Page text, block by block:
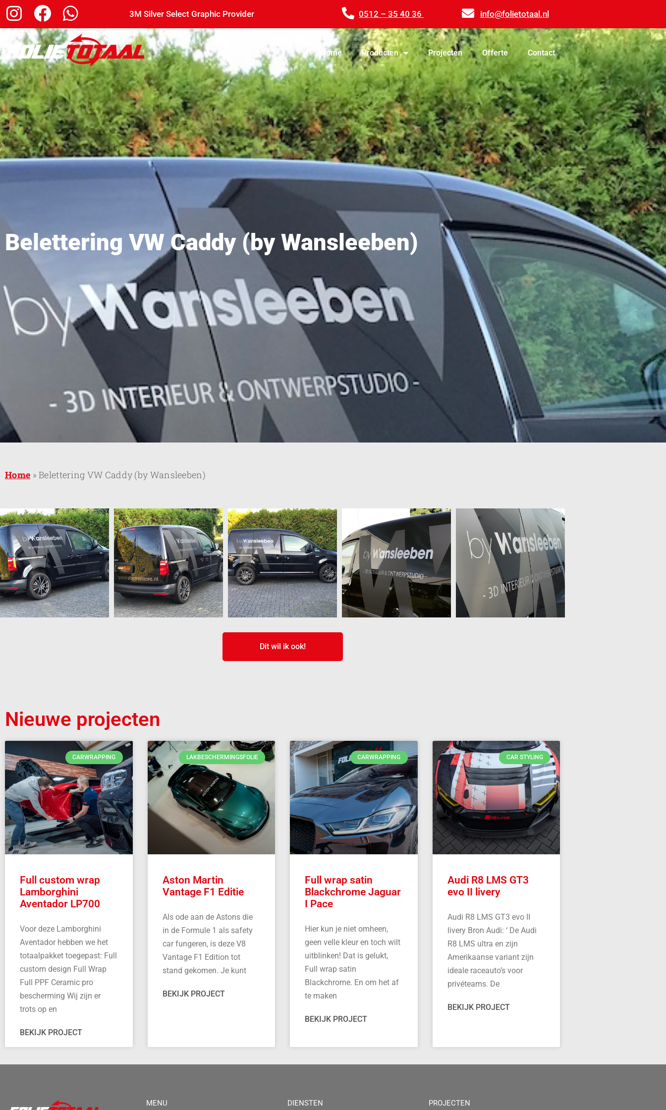
3M Silver Select Graphic Provider 0512 – 35 40 36 info@folietotaal.nl
Home Producten Projecten Offerte Contact
Belettering VW Caddy (by Wansleeben)
Home »Belettering VW Caddy (by Wansleeben)
Dit wil ik ook!
Nieuwe projecten
CARWRAPPING
Full custom wrap
Lamborghini
Aventador LP700
Voor deze Lamborghini
Aventador hebben we het
totaalpakket toegepast: Full
custom design Full Wrap
Full PPF Ceramic pro
bescherming Wij zijn er
trots op en
BEKIJK PROJECT
LAKBESCHERMINGSFOLIE
Aston Martin
Vantage F1 Editie
Als ode aan de Astons die
in de Formule 1 als safety
car fungeren, is deze V8
Vantage F1 Edition tot
stand gekomen. Je kunt
BEKIJK PROJECT
CARWRAPPING
Full wrap satin
Blackchrome Jaguar
I Pace
Hier kun je niet omheen,
geen velle kleur en toch wilt
uitblinken! Dat is gelukt,
Full wrap satin
Blackchrome. En om het af
te maken
BEKIJK PROJECT
CAR STYLING
Audi R8 LMS GT3
evo II livery
Audi R8 LMS GT3 evo II
livery Bron Audi: ‘ De Audi
R8 LMS ultra en zijn
Amerikaanse variant zijn
ideale raceauto’s voor
privéteams. De
BEKIJK PROJECT
MENU DIENSTEN PROJECTEN